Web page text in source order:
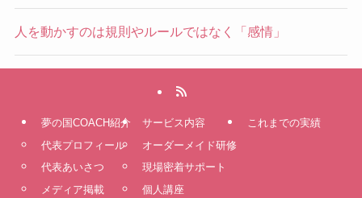
人を動かすのは規則やルールではなく「感情」
夢の国COACH紹介
代表プロフィール
代表あいさつ
メディア掲載
サービス内容
オーダーメイド研修
現場密着サポート
個人講座
これまでの実績